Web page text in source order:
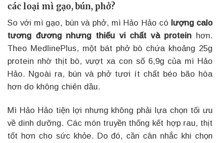
các loại mì gạo, bún, phở?
So với mì gạo, bún và phở, mì Hảo Hảo có lượng calo
tương đương nhưng thiếu vi chất và protein hơn.
Theo MedlinePlus, một bát phở bò chứa khoảng 25g
protein nhờ thịt bò, vượt xa con số 6,9g của mì Hảo
Hảo. Ngoài ra, bún và phở tươi ít chất béo bão hòa
hơn do không chiên dầu.
Mì Hảo Hảo tiện lợi nhưng không phải lựa chọn tối ưu
về dinh dưỡng. Các món truyền thống kết hợp rau, thịt
tốt hơn cho sức khỏe. Do đó, cần cân nhắc khi chọn